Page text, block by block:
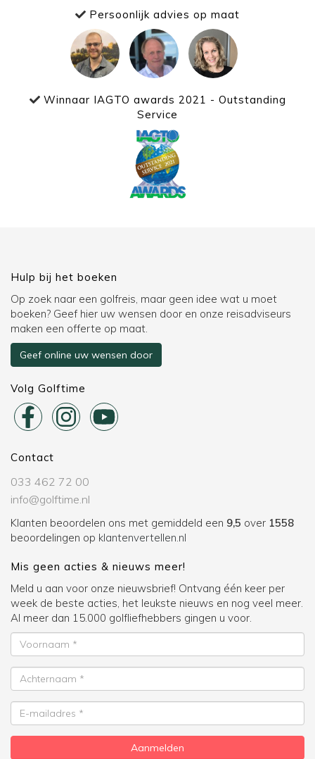
Persoonlijk advies op maat
Winnaar IAGTO awards 2021 - Outstanding
Service
Hulp bij het boeken
Op zoek naar een golfreis, maar geen idee wat u moet
boeken? Geef hier uw wensen door en onze reisadviseurs
maken een offerte op maat.
Geef online uw wensen door
Volg Golftime
Contact
033 462 72 00
info@golftime.nl
Klanten beoordelen ons met gemiddeld een 9,5 over 1558
beoordelingen op klantenvertellen.nl
Mis geen acties & nieuws meer!
Meld u aan voor onze nieuwsbrief! Ontvang één keer per
week de beste acties, het leukste nieuws en nog veel meer.
Al meer dan 15.000 golfliefhebbers gingen u voor.
Voornaam
Achternaam
E-
mailadres
Aanmelden